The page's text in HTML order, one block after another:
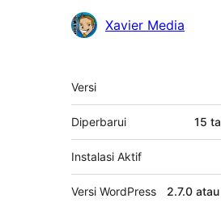
KontributorXavier Media
Meta
Versi
Diperbarui 15
Instalasi Aktif
Versi WordPress 2.7.0